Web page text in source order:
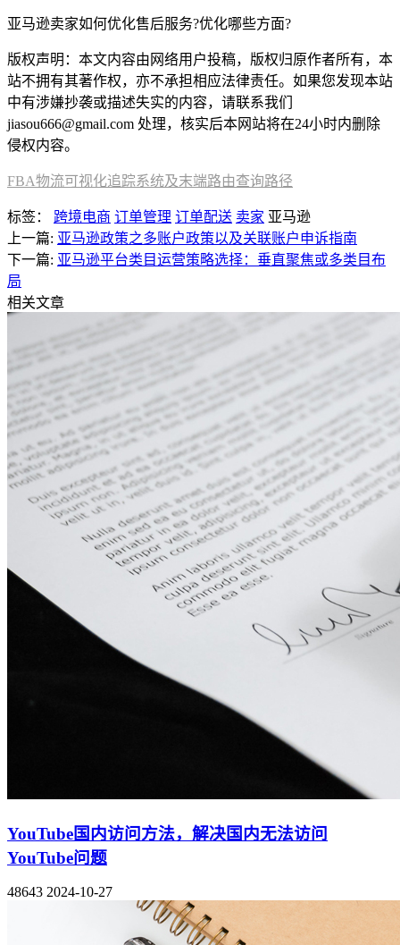
亚马逊卖家如何优化售后服务?优化哪些方面?
版权声明：本文内容由网络用户投稿，版权归原作者所有，本
站不拥有其著作权，亦不承担相应法律责任。如果您发现本站
中有涉嫌抄袭或描述失实的内容，请联系我们
jiasou666@gmail.com 处理，核实后本网站将在24小时内删除
侵权内容。
FBA物流可视化追踪系统及末端路由查询路径
标签： 跨境电商 订单管理 订单配送 卖家 亚马逊
上一篇: 亚马逊政策之多账户政策以及关联账户申诉指南
下一篇: 亚马逊平台类目运营策略选择：垂直聚焦或多类目布
局
相关文章
YouTube国内访问方法，解决国内无法访问
YouTube问题
48643 2024-10-27